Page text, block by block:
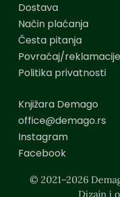
Dostava
Način plaćanja
Česta pitanja
Povraćaj/reklamacije
Politika privatnosti
Knjižara Demago
office@demago.rs
Instagram
Facebook
© 2021–2026
Dizajn i